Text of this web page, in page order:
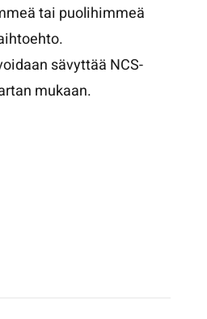
tai puolihimmeä
sävyttää NCS-
mukaan.